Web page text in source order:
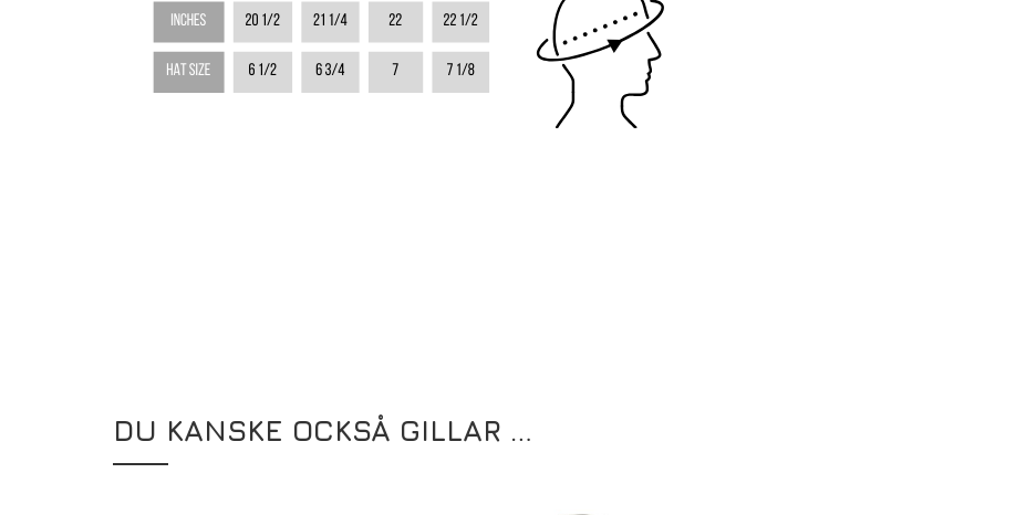
DU KANSKE OCKSÅ GILLAR …